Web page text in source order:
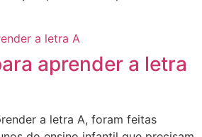
aprender a letra
a letra A, foram feitas